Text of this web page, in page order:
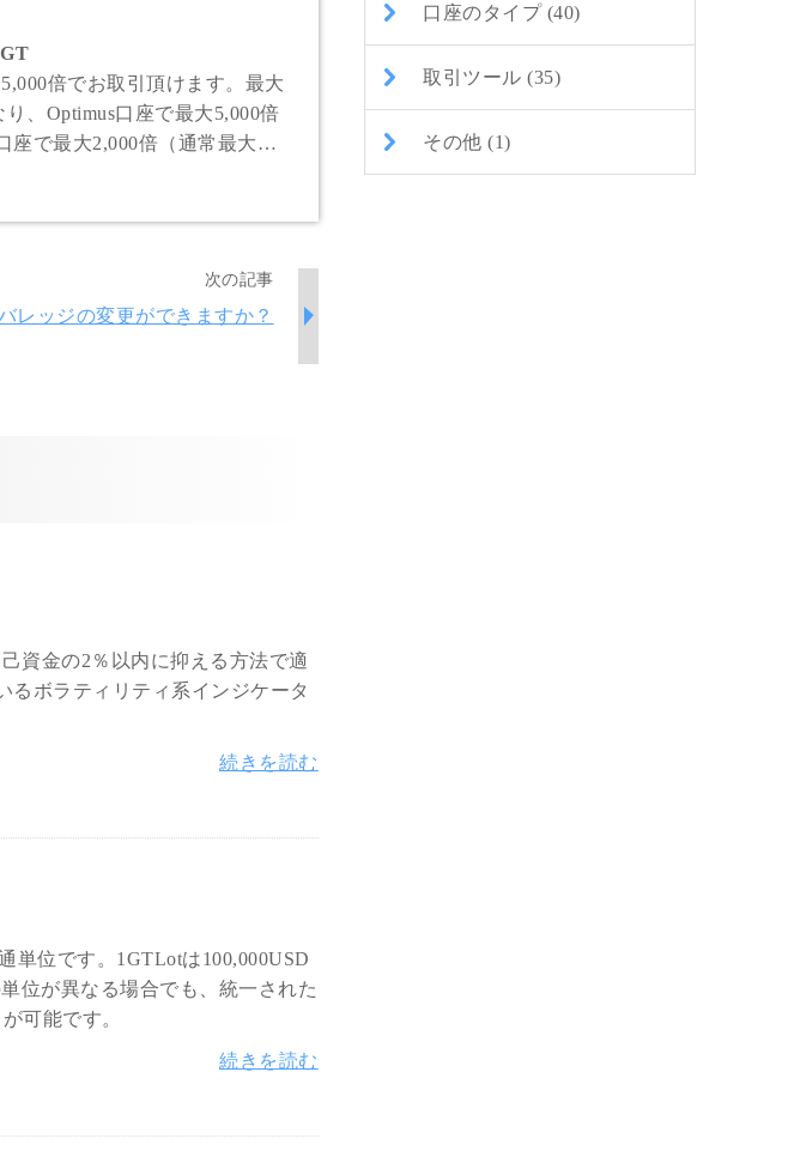
倍でお取引頂けます。最大
、Optimus口座で最大5,000倍
座で最大2,000倍（通常最大
次の記事
レッジの変更ができますか？
資金の2％以内に抑える方法で適
るボラティリティ系インジケータ
続きを読む
単位です。1GTLotは100,000USD
位が異なる場合でも、統一された
可能です。
続きを読む
口座のタイプ (40)
取引ツール (35)
その他 (1)